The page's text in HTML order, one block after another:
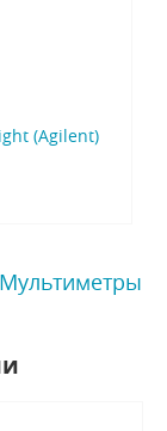
(Agilent)